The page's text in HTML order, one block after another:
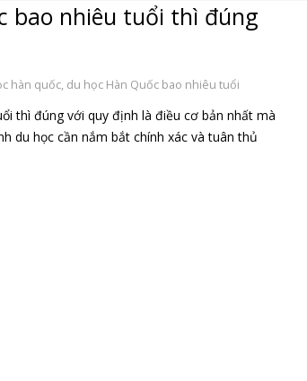
bao nhiêu tuổi thì đúng
hàn quốc, du học Hàn Quốc bao nhiêu tuổi
thì đúng với quy định là điều cơ bản nhất mà
du học cần nắm bắt chính xác và tuân thủ